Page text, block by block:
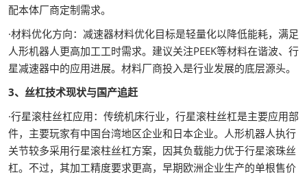
配本体厂商定制需求。
·材料优化方向：减速器材料优化目标是轻量化以降低能耗，满足
人形机器人更高加工工时需求。建议关注PEEK等材料在谐波、行
星减速器中的应用进展。材料厂商投入是行业发展的底层源头。
3、丝杠技术现状与国产追赶
·行星滚柱丝杠应用：传统机床行业，行星滚柱丝杠是主要应用部
件，主要玩家有中国台湾地区企业和日本企业。人形机器人执行
关节较多采用行星滚柱丝杠方案，因其负载能力优于行星滚珠丝
杠。不过，其加工精度要求更高，早期欧洲企业生产的单根售价